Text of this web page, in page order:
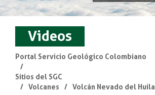
Videos
Portal Servicio Geológico Colombiano
Sitios del SGC
Volcanes
Volcán Nevado del Huila